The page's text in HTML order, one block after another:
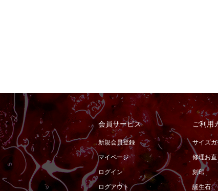
会員サービス
新規会員登録
マイページ
ログイン
ログアウト
ご利用
サイズガ
修理お直
刻印
誕生石